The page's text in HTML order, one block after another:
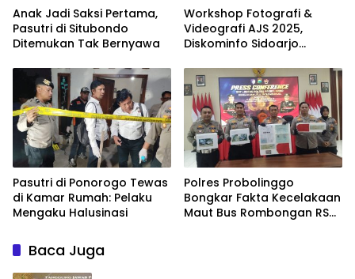
Anak Jadi Saksi Pertama,
Pasutri di Situbondo
Ditemukan Tak Bernyawa
Workshop Fotografi &
Videografi AJS 2025,
Diskominfo Sidoarjo
Angkat Sejarah dan
Budaya
Pasutri di Ponorogo Tewas
di Kamar Rumah: Pelaku
Mengaku Halusinasi
Polres Probolinggo
Bongkar Fakta Kecelakaan
Maut Bus Rombongan RS
Baca Juga